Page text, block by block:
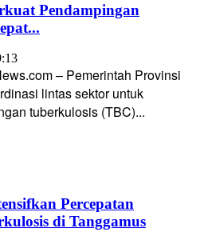
Pendampingan
– Pemerintah Provinsi
lintas sektor untuk
tuberkulosis (TBC)...
Percepatan
di Tanggamus